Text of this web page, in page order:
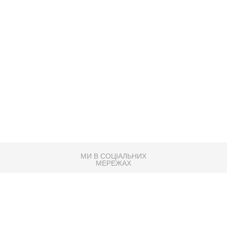
МИ В СОЦІАЛЬНИХ
МЕРЕЖАХ